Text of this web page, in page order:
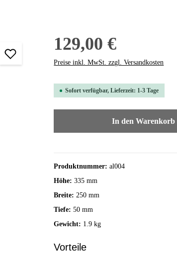
129,00 €
Preise inkl. MwSt. zzgl. Versandkosten
Sofort verfügbar, Lieferzeit: 1-3 Tage
In den Warenkorb
Produktnummer:al004
Höhe:335 mm
Breite:250 mm
Tiefe:50 mm
Gewicht: 1.9 kg
Vorteile